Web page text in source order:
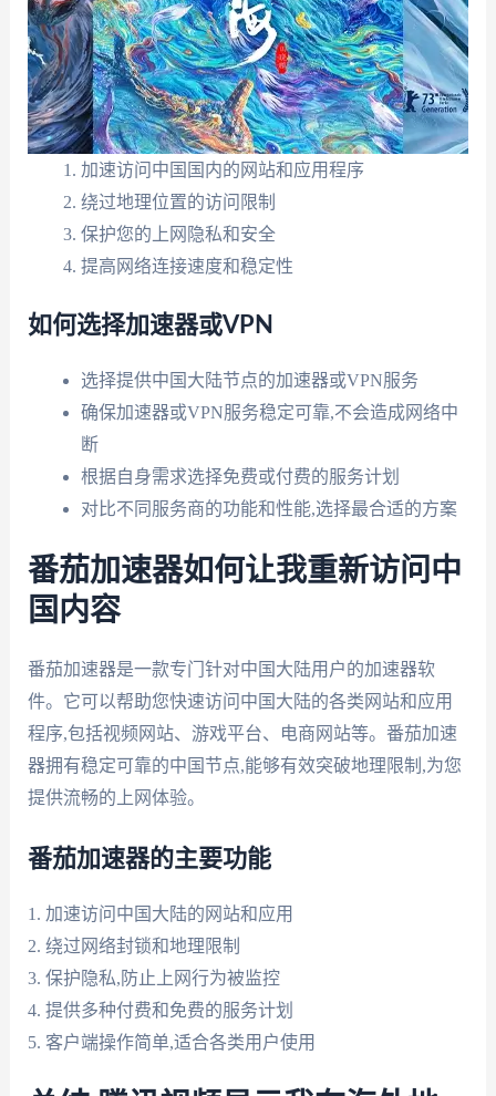
加速访问中国国内的网站和应用程序
绕过地理位置的访问限制
保护您的上网隐私和安全
提高网络连接速度和稳定性
如何选择加速器或VPN
选择提供中国大陆节点的加速器或VPN服务
确保加速器或VPN服务稳定可靠,不会造成网络中
断
根据自身需求选择免费或付费的服务计划
对比不同服务商的功能和性能,选择最合适的方案
番茄加速器如何让我重新访问中
国内容
番茄加速器是一款专门针对中国大陆用户的加速器软
件。它可以帮助您快速访问中国大陆的各类网站和应用
程序,包括视频网站、游戏平台、电商网站等。番茄加速
器拥有稳定可靠的中国节点,能够有效突破地理限制,为您
提供流畅的上网体验。
番茄加速器的主要功能
1. 加速访问中国大陆的网站和应用
2. 绕过网络封锁和地理限制
3. 保护隐私,防止上网行为被监控
4. 提供多种付费和免费的服务计划
5. 客户端操作简单,适合各类用户使用